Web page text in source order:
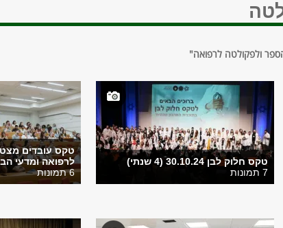
טקס חלוק לבן 30.10.24 (4 שנתי)
7 תמונות
טקס עובדים
לרפואה ומדעי
6 תמונות